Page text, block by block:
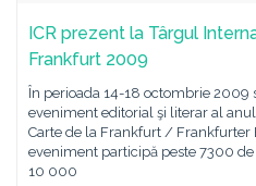
ICR prezent la Târgul
Frankfurt 2009
În perioada 14-18 octombrie 2009
eveniment editorial şi literar al
Carte de la Frankfurt / Frankfurter
eveniment participă peste 7300
10 000